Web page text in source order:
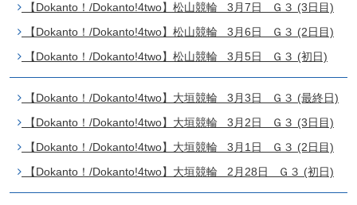
【Dokanto！/Dokanto!4two】松山競輪 3月7日 Ｇ３ (3日目)
【Dokanto！/Dokanto!4two】松山競輪 3月6日 Ｇ３ (2日目)
【Dokanto！/Dokanto!4two】松山競輪 3月5日 Ｇ３ (初日)
【Dokanto！/Dokanto!4two】大垣競輪 3月3日 Ｇ３ (最終日)
【Dokanto！/Dokanto!4two】大垣競輪 3月2日 Ｇ３ (3日目)
【Dokanto！/Dokanto!4two】大垣競輪 3月1日 Ｇ３ (2日目)
【Dokanto！/Dokanto!4two】大垣競輪 2月28日 Ｇ３ (初日)